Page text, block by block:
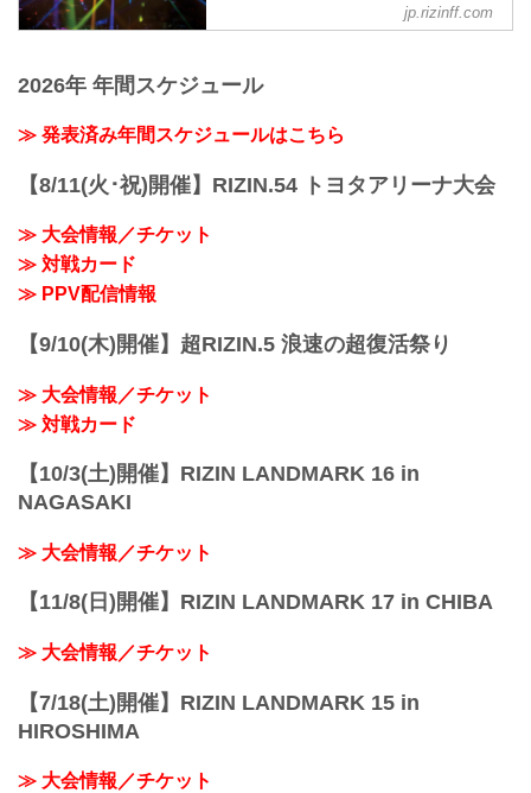
RIZINのリングで活躍する選手を発掘する
んと、2024年大晦日のRIZINのオープニ
このプロジェクトでは15〜18歳の男性を
対象に、「本気でRIZINのリングに上がり
んな熱い気持ちを持った将来のスター選
手候補を大募集！
う方は、出場者募集ページ、募集条件等
リーしよう！
FIGHTING FEDERATION オフィシ
ャルサイト
新プロジェクト『RIZIN甲子園』が始動！
RIZINのリングで活躍する選手を発掘する
勝トーナメントを行います。
決勝戦はなんと、2024年大晦日のRIZIN
応募条件
項目 条件
jp.rizinff.com
2026年 年間スケジュール
≫ 発表済み年間スケジュールはこちら
【8/11(火･祝)開催】RIZIN.54 トヨタアリーナ大会
≫ 大会情報／チケット
≫ 対戦カード
≫ PPV配信情報
【9/10(木)開催】超RIZIN.5 浪速の超復活祭り
≫ 大会情報／チケット
≫ 対戦カード
【10/3(土)開催】RIZIN LANDMARK 16 in
NAGASAKI
≫ 大会情報／チケット
【11/8(日)開催】RIZIN LANDMARK 17 in CHIBA
≫ 大会情報／チケット
【7/18(土)開催】RIZIN LANDMARK 15 in
HIROSHIMA
≫ 大会情報／チケット